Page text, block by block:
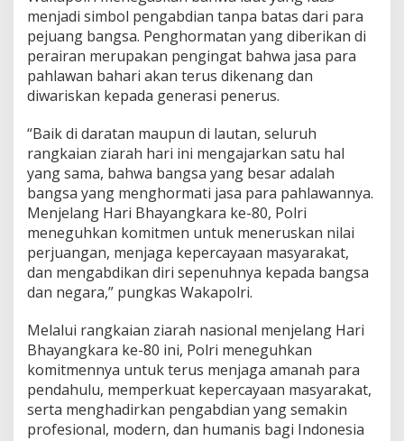
menjadi simbol pengabdian tanpa batas dari para
pejuang bangsa. Penghormatan yang diberikan di
perairan merupakan pengingat bahwa jasa para
pahlawan bahari akan terus dikenang dan
diwariskan kepada generasi penerus.
“Baik di daratan maupun di lautan, seluruh
rangkaian ziarah hari ini mengajarkan satu hal
yang sama, bahwa bangsa yang besar adalah
bangsa yang menghormati jasa para pahlawannya.
Menjelang Hari Bhayangkara ke-80, Polri
meneguhkan komitmen untuk meneruskan nilai
perjuangan, menjaga kepercayaan masyarakat,
dan mengabdikan diri sepenuhnya kepada bangsa
dan negara,” pungkas Wakapolri.
Melalui rangkaian ziarah nasional menjelang Hari
Bhayangkara ke-80 ini, Polri meneguhkan
komitmennya untuk terus menjaga amanah para
pendahulu, memperkuat kepercayaan masyarakat,
serta menghadirkan pengabdian yang semakin
profesional, modern, dan humanis bagi Indonesia